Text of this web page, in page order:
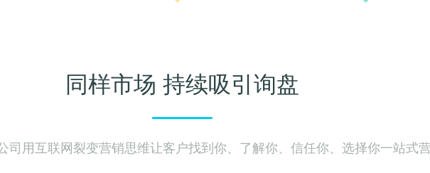
同样市场 持续吸引询盘
司用互联网裂变营销思维让客户找到你、了解你、信任你、选择你一站式营